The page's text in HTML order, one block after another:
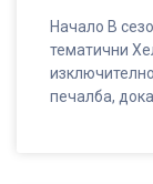
Начало В
тематични
печалба,